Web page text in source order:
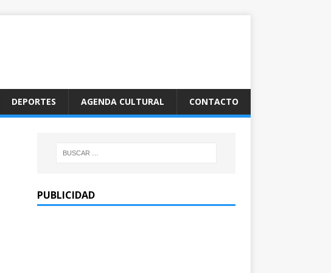
DEPORTES AGENDA CULTURAL CONTACTO
PUBLICIDAD